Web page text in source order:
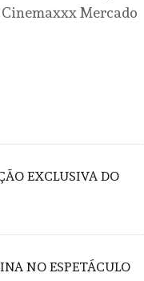
Cinemaxxx Mercado
EXCLUSIVA DO
NO ESPETÁCULO